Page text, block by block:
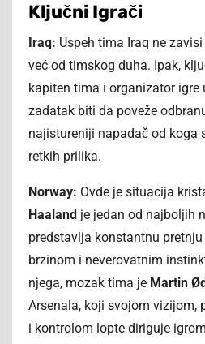
Ključni Igrači
Iraq: Uspeh tima Iraq ne
već od timskog duha. Ipak,
kapiten tima i organizator igre
zadatak biti da poveže
najistureniji napadač od koga
retkih prilika.
Norway: Ovde je situacija
Haaland je jedan od najboljih
predstavlja konstantnu
brzinom i neverovatnim
njega, mozak tima je Martin
Arsenala, koji svojom vizijom,
i kontrolom lopte diriguje